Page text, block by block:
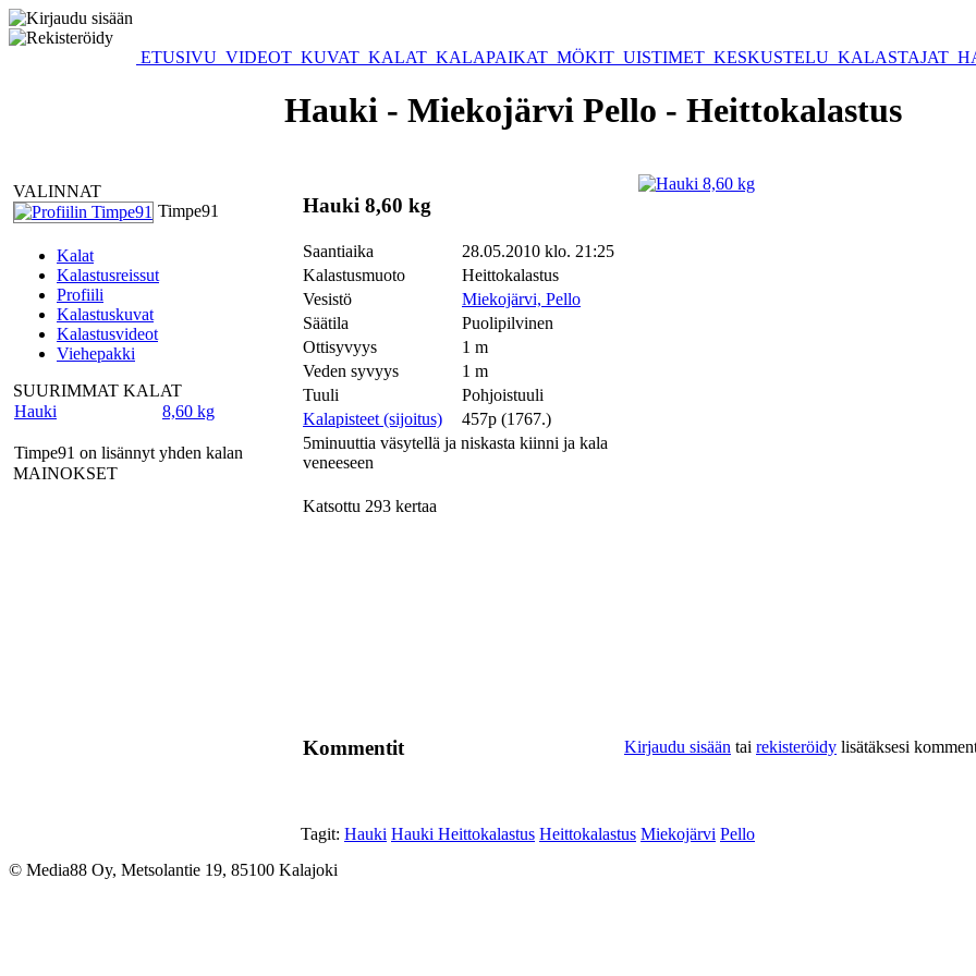
ETUSIVU VIDEOT KUVAT KALAT KALAPAIKAT MÖKIT UISTIMET KESKUSTELU KALASTAJAT
VALINNAT
Timpe91
Kalat
Kalastusreissut
Profiili
Kalastuskuvat
Kalastusvideot
Viehepakki
SUURIMMAT KALAT
Hauki
8,60 kg
Timpe91 on lisännyt yhden kalan
MAINOKSET
Hauki - Miekojärvi Pello - Heittokalastus
Hauki 8,60 kg
Saantiaika
28.05.2010 klo. 21:25
Kalastusmuoto
Heittokalastus
Vesistö
Miekojärvi, Pello
Säätila
Puolipilvinen
Ottisyvyys
1 m
Veden syvyys
1 m
Tuuli
Pohjoistuuli
Kalapisteet (sijoitus)
457p (1767.)
5minuuttia väsytellä ja niskasta kiinni ja kala
veneeseen
Katsottu 293 kertaa
Kommentit Kirjaudu sisään tai rekisteröidy lisätäksesi
Tagit: Hauki Hauki Heittokalastus Heittokalastus Miekojärvi Pello
© Media88 Oy, Metsolantie 19, 85100 Kalajoki